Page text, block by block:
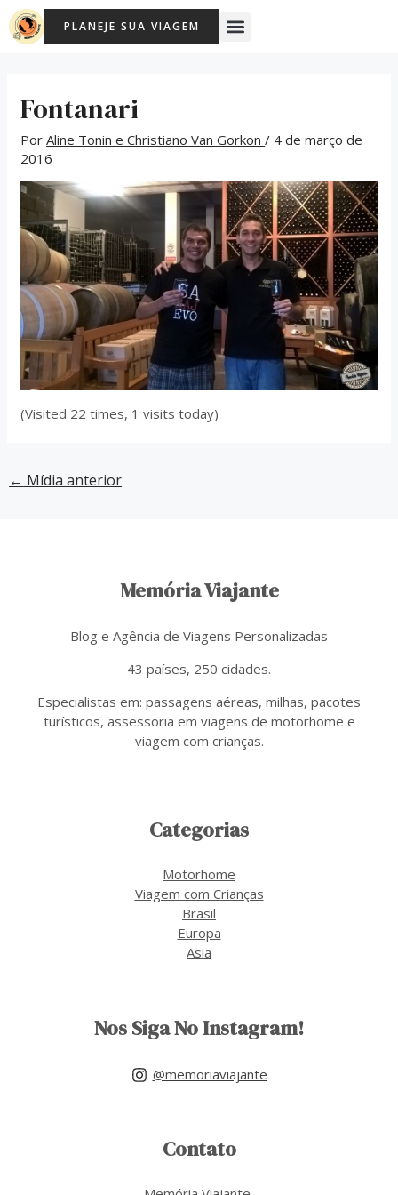
para
PLANEJE SUA VIAGEM Menu
Fontanari
PorAline Tonin e Christiano Van Gorkon/ 4 de março de
2016
(Visited 22 times, 1 visits today)
Post
navigation
← Mídia anterior
Memória Viajante
Blog e Agência de Viagens Personalizadas
43 países, 250 cidades.
Especialistas em: passagens aéreas, milhas, pacotes
turísticos, assessoria em viagens de motorhome e
viagem com crianças.
Categorias
Motorhome
Viagem com Crianças
Brasil
Europa
Asia
Nos Siga No Instagram!
@memoriaviajante
Contato